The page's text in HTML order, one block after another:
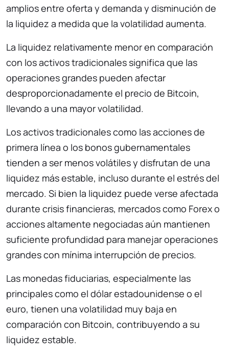
amplios entre oferta y demanda y disminución de
la liquidez a medida que la volatilidad aumenta.
La liquidez relativamente menor en comparación
con los activos tradicionales significa que las
operaciones grandes pueden afectar
desproporcionadamente el precio de Bitcoin,
llevando a una mayor volatilidad.
Los activos tradicionales como las acciones de
primera línea o los bonos gubernamentales
tienden a ser menos volátiles y disfrutan de una
liquidez más estable, incluso durante el estrés del
mercado. Si bien la liquidez puede verse afectada
durante crisis financieras, mercados como Forex o
acciones altamente negociadas aún mantienen
suficiente profundidad para manejar operaciones
grandes con mínima interrupción de precios.
Las monedas fiduciarias, especialmente las
principales como el dólar estadounidense o el
euro, tienen una volatilidad muy baja en
comparación con Bitcoin, contribuyendo a su
liquidez estable.